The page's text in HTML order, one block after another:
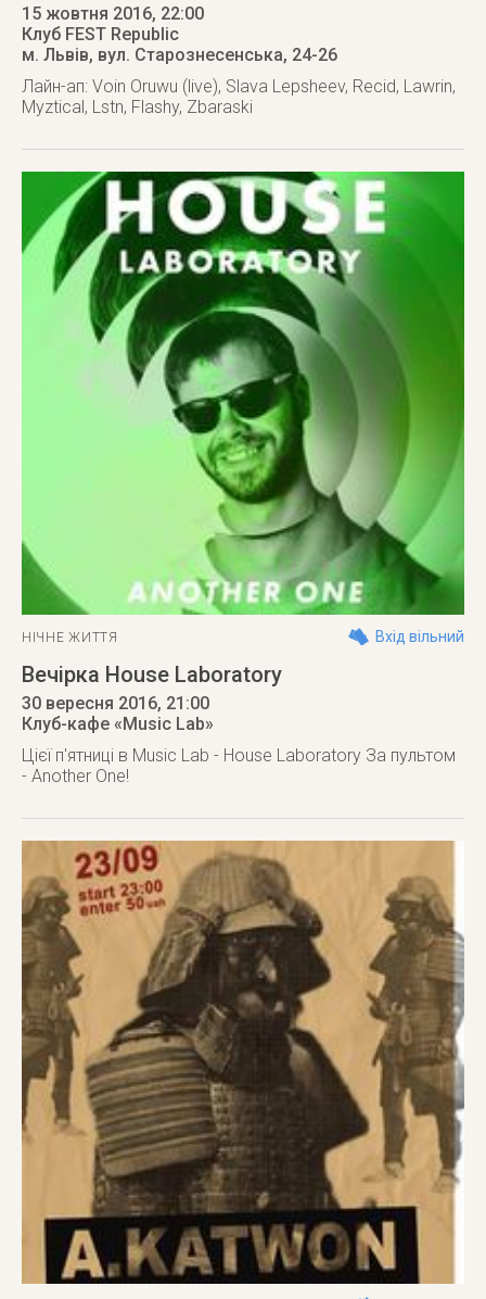
15 жовтня 2016, 22:00
Клуб FEST Republic
м. Львів, вул. Старознесенська, 24-26
Лайн-ап: Voin Oruwu (live), Slava Lepsheev, Recid, Lawrin,
Myztical, Lstn, Flashy, Zbaraski
НІЧНЕ ЖИТТЯ Вхід вільний
Вечірка House Laboratory
30 вересня 2016, 21:00
Клуб-кафе «Music Lab»
Цієї п'ятниці в Music Lab - House Laboratory За пультом
- Another One!